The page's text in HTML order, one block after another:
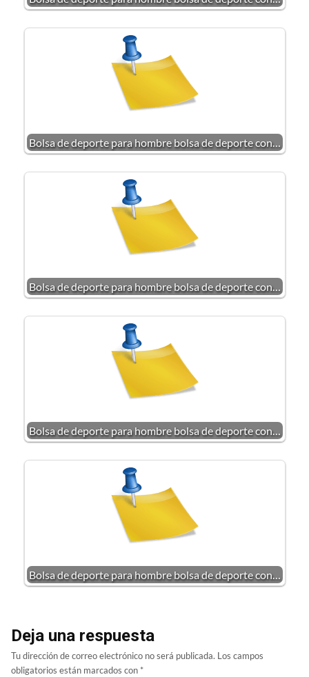
Bolsa de deporte para hombre bolsa de deporte con…
Bolsa de deporte para hombre bolsa de deporte con…
Bolsa de deporte para hombre bolsa de deporte con…
Bolsa de deporte para hombre bolsa de deporte con…
Deja una respuesta
Tu dirección de correo electrónico no será publicada. Los campos
obligatorios están marcados con *